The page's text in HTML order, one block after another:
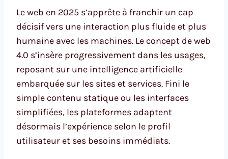
Le web en 2025 s’apprête à franchir un cap
décisif vers une interaction plus fluide et plus
humaine avec les machines. Le concept de web
4.0 s’insère progressivement dans les usages,
reposant sur une intelligence artificielle
embarquée sur les sites et services. Fini le
simple contenu statique ou les interfaces
simplifiées, les plateformes adaptent
désormais l’expérience selon le profil
utilisateur et ses besoins immédiats.